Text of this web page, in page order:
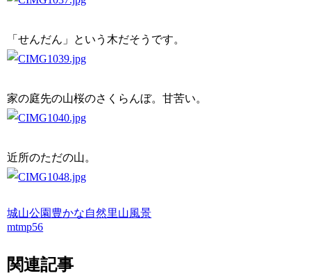
「せんだん」という木だそうです。
家の庭先の山桜のさくらんぼ。甘苦い。
近所のただの山。
城山公園 豊かな自然里山風景
mtmp56
関連記事